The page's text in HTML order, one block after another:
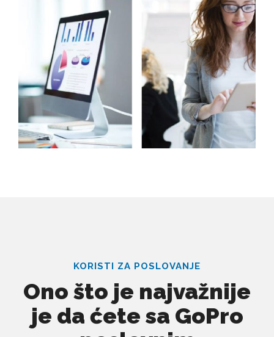
KORISTI ZA POSLOVANJE
Ono što je najvažnije
je da ćete sa GoPro